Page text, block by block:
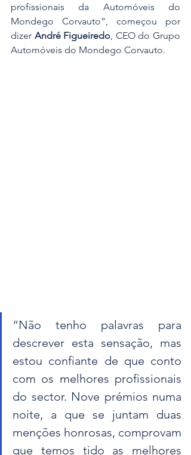
profissionais da Automóveis do
Mondego Corvauto”, começou por
dizer André Figueiredo, CEO do Grupo
Automóveis do Mondego Corvauto.
“Não tenho palavras para
descrever esta sensação, mas
estou confiante de que conto
com os melhores profissionais
do sector. Nove prémios numa
noite, a que se juntam duas
menções honrosas, comprovam
que temos tido as melhores